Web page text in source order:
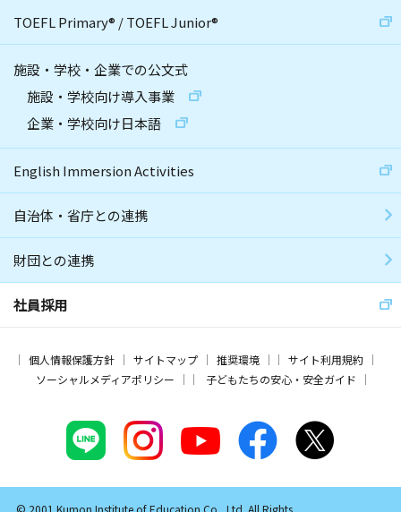
TOEFL Primary® /TOEFL Junior®
施設・学校・企業での公文式
施設・学校向け導入事業
企業・学校向け日本語
English Immersion Activities
自治体・省庁との連携
財団との連携
社員採用
個人情報保護方針 サイトマップ 推奨環境
サイト利用規約
ソーシャルメディアポリシー
子どもたちの安心・安全ガイド
© 2001 Kumon Institute of Education Co., Ltd. All Rights